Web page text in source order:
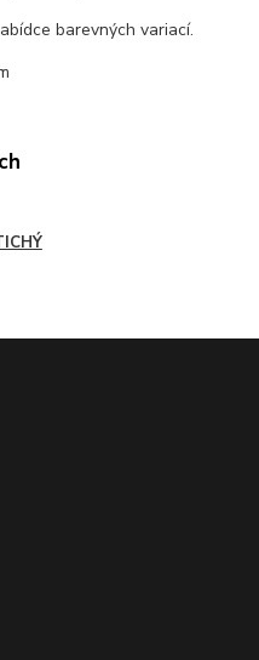
barevných variací.